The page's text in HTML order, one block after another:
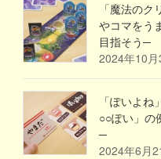
「魔法の
やコマをう
目指そう─
2024年10月
「ぽいよ
○○ぽい」の
─
2024年6月